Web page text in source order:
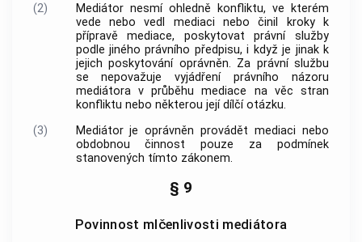
(2) Mediátornesmí ohledně konfliktu, ve kterém
vede nebo vedl mediaci nebo činil kroky k
přípravěmediace, poskytovat právní služby
podle jiného právního předpisu, i když je jinak k
jejich poskytování oprávněn. Za právní službu
se nepovažuje vyjádření právního názoru
mediátora v průběhumediace na věc stran
konfliktu nebo některou její dílčí otázku.
(3)
Mediátorje oprávněn provádětmediaci nebo
obdobnou činnost pouze za podmínek
stanovených tímto zákonem.
§ 9
Povinnost mlčenlivosti mediátora